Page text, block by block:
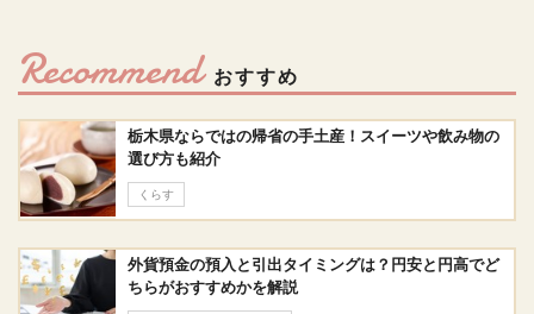
Recommend おすすめ
栃木県ならではの帰省の手土産！スイーツや飲み物の
選び方も紹介
くらす
外貨預金の預入と引出タイミングは？円安と円高でど
ちらがおすすめかを解説